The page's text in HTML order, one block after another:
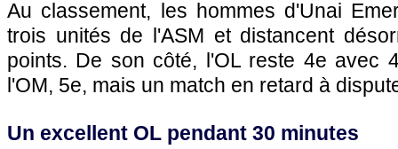
Au classement, les hommes d'Unai
trois unités de l'ASM et distancent
points. De son côté, l'OL reste 4e avec
l'OM, 5e, mais un match en retard à
Un excellent OL pendant 30 minutes